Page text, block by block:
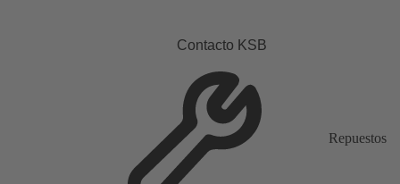
Contacto KSB
Repuestos